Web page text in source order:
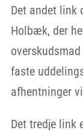
Det andet link
Holbæk, der
faste
afhentninger
Det tredje link